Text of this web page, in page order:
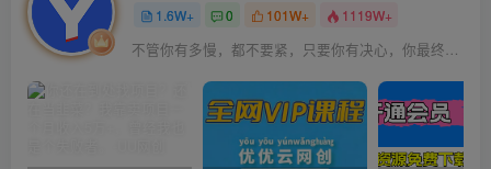
1.6W+ 0 101W+ 1119W+
不管你有多慢，都不要紧，只要你有决心，你最终都会到达想去的地方